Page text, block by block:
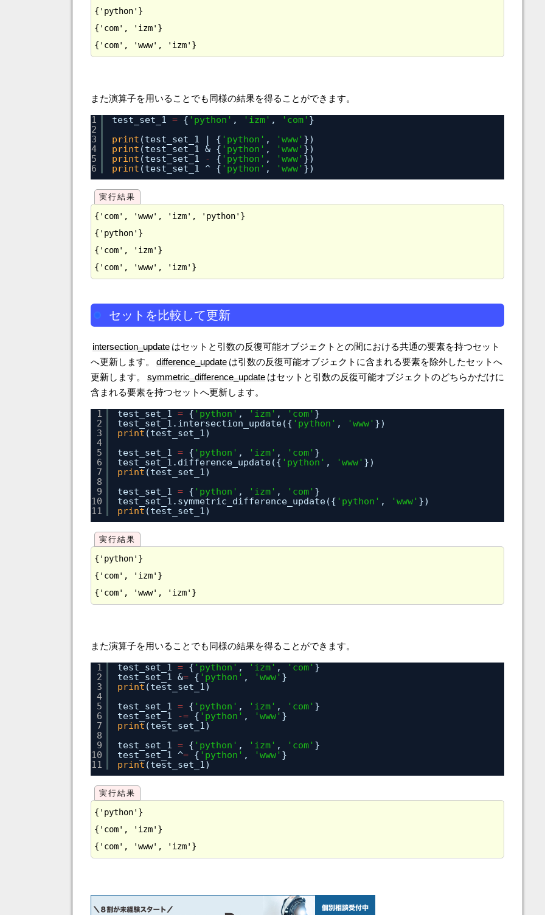
{'python'}
{'com', 'izm'}
また演算子を用いることでも同様の結果を得ることができます。
1
2
3
4
5
6
test_set_1 = { 'python' , 'izm' , 'com' }
print (test_set_1 | { 'python' , 'www' })
print (test_set_1 & { 'python' , 'www' })
print (test_set_1 - { 'python' , 'www' })
print (test_set_1 ^ { 'python' , 'www' })
{'com', 'www', 'izm', 'python'}
{'python'}
{'com', 'izm'}
セットを比較して更新
intersection_update はセットと引数の反復可能オブジェクトとの間における共通の要素を持つセット
へ更新します。
difference_update は引数の反復可能オブジェクトに含まれる要素を除外したセットへ
更新します。
symmetric_difference_update はセットと引数の反復可能オブジェクトのどちらかだけに
含まれる要素を持つセットへ更新します。
1
2
3
4
5
6
7
8
9
10
11
test_set_1 = { 'python' , 'izm' , 'com' }
test_set_1.intersection_update({ 'python' , 'www' })
print (test_set_1)
test_set_1 = { 'python' , 'izm' , 'com' }
test_set_1.difference_update({ 'python' , 'www' })
print (test_set_1)
test_set_1 = { 'python' , 'izm' , 'com' }
test_set_1.symmetric_difference_update({ 'python' , 'www' })
print (test_set_1)
{'python'}
{'com', 'izm'}
また演算子を用いることでも同様の結果を得ることができます。
1
2
3
4
5
6
7
8
9
10
11
test_set_1 = { 'python' , 'izm' , 'com' }
test_set_1 &= { 'python' , 'www' }
print (test_set_1)
test_set_1 = { 'python' , 'izm' , 'com' }
test_set_1
-= { 'python' , 'www' }
print (test_set_1)
test_set_1 = { 'python' , 'izm' , 'com' }
test_set_1 ^= { 'python' , 'www' }
print (test_set_1)
{'python'}
{'com', 'izm'}